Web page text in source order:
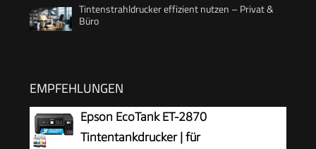
Tintenstrahldrucker effizient nutzen – Privat &
Büro
EMPFEHLUNGEN
Epson EcoTank ET-2870
Tintentankdrucker | für